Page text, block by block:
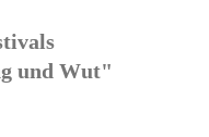
und Wut"